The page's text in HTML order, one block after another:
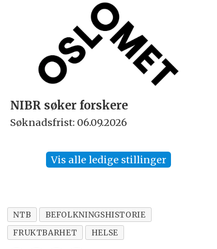
NIBR søker forskere
Søknadsfrist: 06.09.2026
Vis alle ledige stillinger
NTB
BEFOLKNINGSHISTORIE
FRUKTBARHET
HELSE